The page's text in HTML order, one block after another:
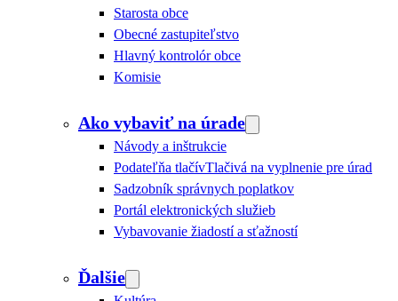
Starosta obce
Obecné zastupiteľstvo
Hlavný kontrolór obce
Komisie
Ako vybaviť na úrade
Návody a inštrukcie
Podateľňa tlačívTlačivá na vyplnenie pre úrad
Sadzobník správnych poplatkov
Portál elektronických služieb
Vybavovanie žiadostí a sťažností
Ďalšie